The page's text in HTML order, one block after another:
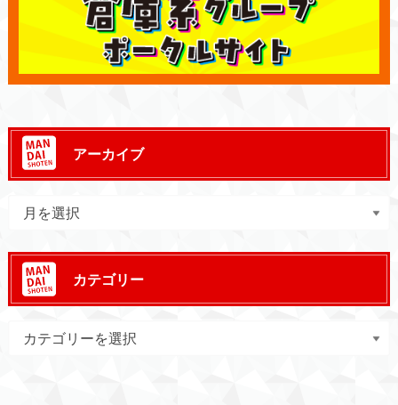
アーカイブ
カテゴリー